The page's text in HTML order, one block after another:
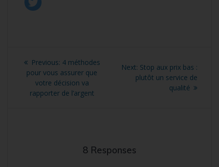
Navigation
l’article
Previous: Previous
post:
4 méthodes
pour vous assurer que
votre décision va
rapporter de l’argent
Next: Next
post:
Stop aux prix bas :
plutôt un service de
qualité
8 Responses